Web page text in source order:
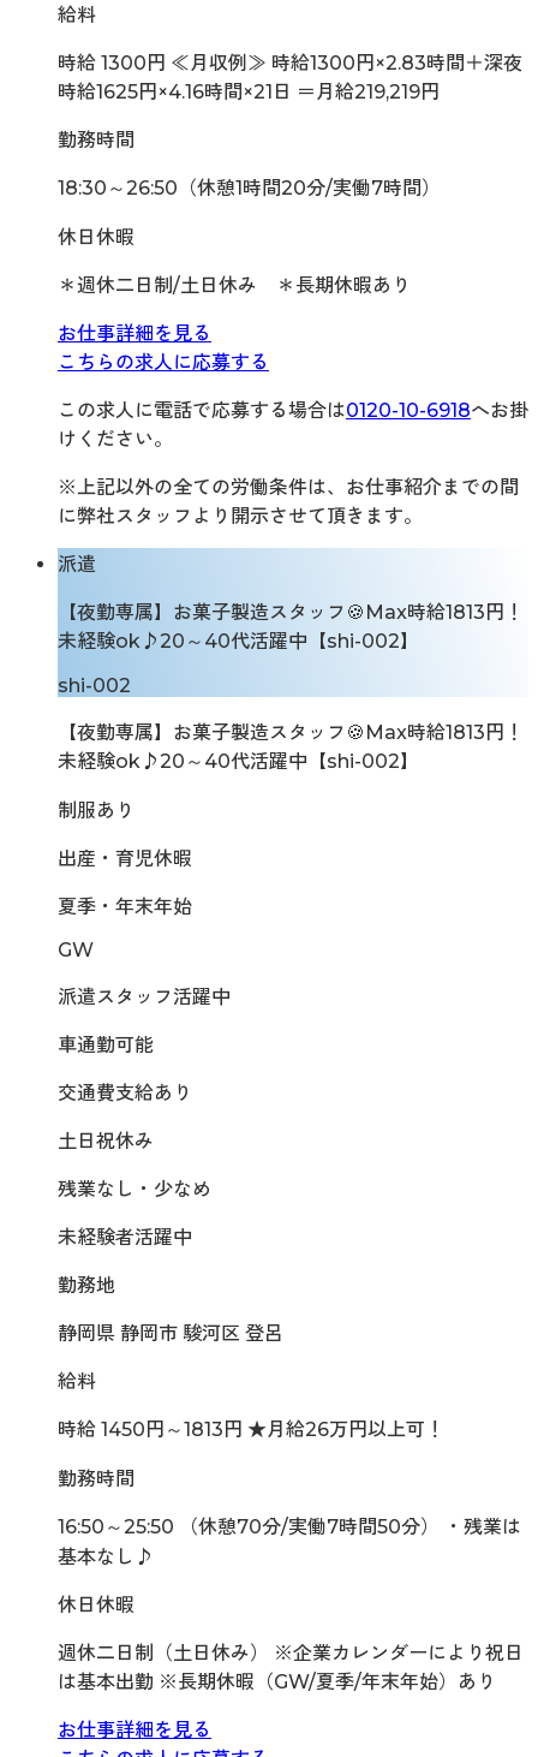
給料
時給 1300円 ≪月収例≫ 時給1300円×2.83時間＋深夜
時給1625円×4.16時間×21日 ＝月給219,219円
勤務時間
18:30～26:50（休憩1時間20分/実働7時間）
休日休暇
＊週休二日制/土日休み ＊長期休暇あり
お仕事詳細を見る
こちらの求人に応募する
この求人に電話で応募する場合は0120-10-6918へお掛
けください。
※上記以外の全ての労働条件は、お仕事紹介までの間
に弊社スタッフより開示させて頂きます。
派遣
【夜勤専属】お菓子製造スタッフ🍪Max時給1813円！
未経験ok♪20～40代活躍中【shi-002】
shi-002
【夜勤専属】お菓子製造スタッフ🍪Max時給1813円！
未経験ok♪20～40代活躍中【shi-002】
制服あり
出産・育児休暇
夏季・年末年始
GW
派遣スタッフ活躍中
車通勤可能
交通費支給あり
土日祝休み
残業なし・少なめ
未経験者活躍中
勤務地
静岡県 静岡市 駿河区 登呂
給料
時給 1450円～1813円 ★月給26万円以上可！
勤務時間
16:50～25:50 （休憩70分/実働7時間50分） ・残業は
基本なし♪
休日休暇
週休二日制（土日休み） ※企業カレンダーにより祝日
は基本出勤 ※長期休暇（GW/夏季/年末年始）あり
お仕事詳細を見る